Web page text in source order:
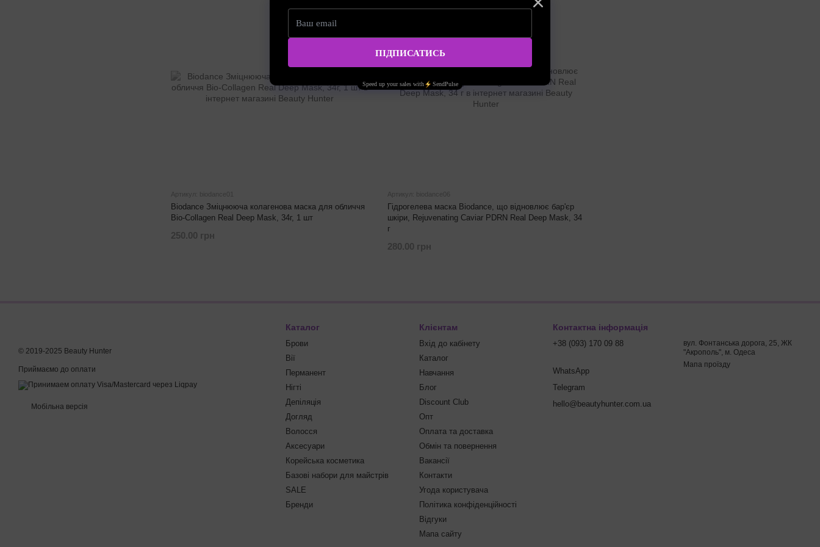
Артикул: biodance01
Biodance Зміцнююча колагенова маска для обличчя
Bio-Collagen Real Deep Mask, 34г, 1 шт
250.00 грн
Артикул: biodance06
Гідрогелева маска Biodance, що відновлює бар'єр
шкіри, Rejuvenating Caviar PDRN Real Deep Mask, 34
г
280.00 грн
© 2019-2025 Beauty Hunter
Приймаємо до оплати
Мобільна версія
Каталог
Брови
Вії
Перманент
Нігті
Депіляція
Догляд
Волосся
Аксесуари
Корейська косметика
Базові набори для майстрів
SALE
Бренди
Клієнтам
Вхід до кабінету
Каталог
Навчання
Блог
Discount Club
Опт
Оплата та доставка
Обмін та повернення
Вакансії
Контакти
Угода користувача
Політика конфіденційності
Відгуки
Мапа сайту
Контактна інформація
+38 (093) 170 09 88
WhatsApp
Telegram
hello@beautyhunter.com.ua
вул. Фонтанська дорога, 25, ЖК
"Акрополь", м. Одеса
Мапа проїзду